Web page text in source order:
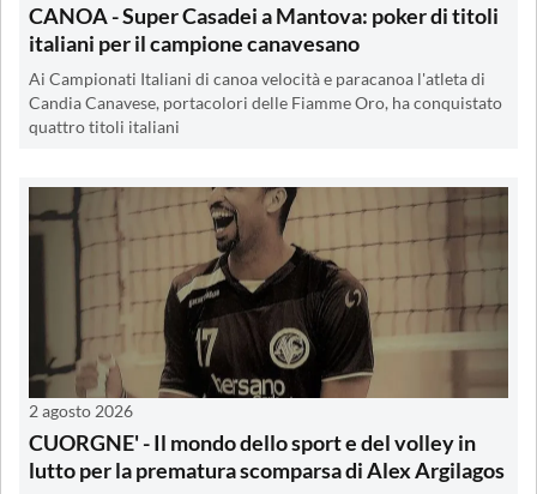
CANOA - Super Casadei a Mantova: poker di titoli
italiani per il campione canavesano
Ai Campionati Italiani di canoa velocità e paracanoa l'atleta di
Candia Canavese, portacolori delle Fiamme Oro, ha conquistato
quattro titoli italiani
2 agosto 2026
CUORGNE' - Il mondo dello sport e del volley in
lutto per la prematura scomparsa di Alex Argilagos